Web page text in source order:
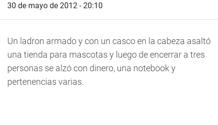
30 de mayo de 2012 - 20:10
Un ladron armado y con un casco en la cabeza asaltó
una tienda para mascotas y luego de encerrar a tres
personas se alzó con dinero, una notebook y
pertenencias varias.